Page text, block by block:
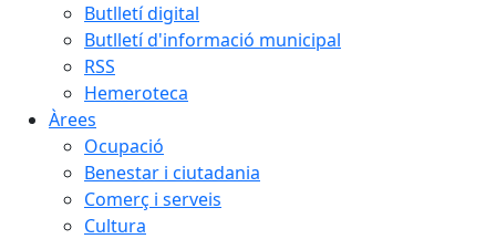
Butlletí digital
Butlletí d'informació municipal
RSS
Hemeroteca
Àrees
Ocupació
Benestar i ciutadania
Comerç i serveis
Cultura